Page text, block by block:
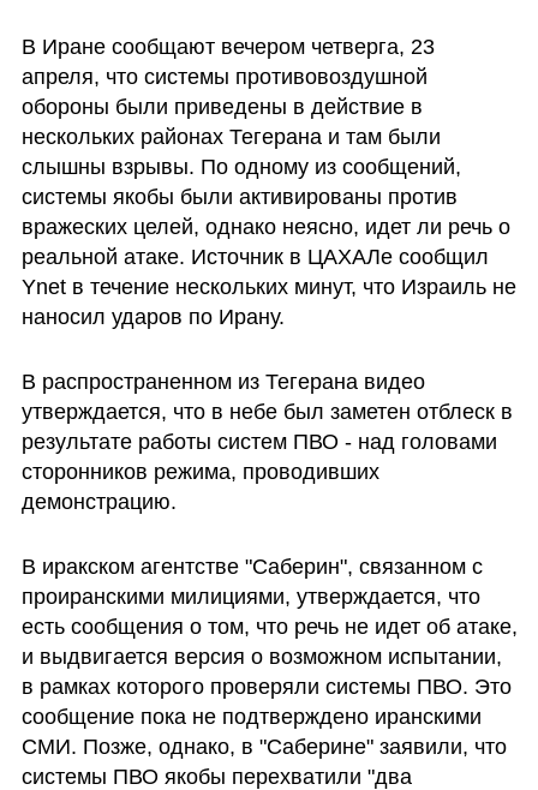
В Иране сообщают вечером четверга, 23
апреля, что системы противовоздушной
обороны были приведены в действие в
нескольких районах Тегерана и там были
слышны взрывы. По одному из сообщений,
системы якобы были активированы против
вражеских целей, однако неясно, идет ли речь о
реальной атаке. Источник в ЦАХАЛе сообщил
Ynet в течение нескольких минут, что Израиль не
наносил ударов по Ирану.
В распространенном из Тегерана видео
утверждается, что в небе был заметен отблеск в
результате работы систем ПВО - над головами
сторонников режима, проводивших
демонстрацию.
В иракском агентстве "Саберин", связанном с
проиранскими милициями, утверждается, что
есть сообщения о том, что речь не идет об атаке,
и выдвигается версия о возможном испытании,
в рамках которого проверяли системы ПВО. Это
сообщение пока не подтверждено иранскими
СМИ. Позже, однако, в "Саберине" заявили, что
системы ПВО якобы перехватили "два